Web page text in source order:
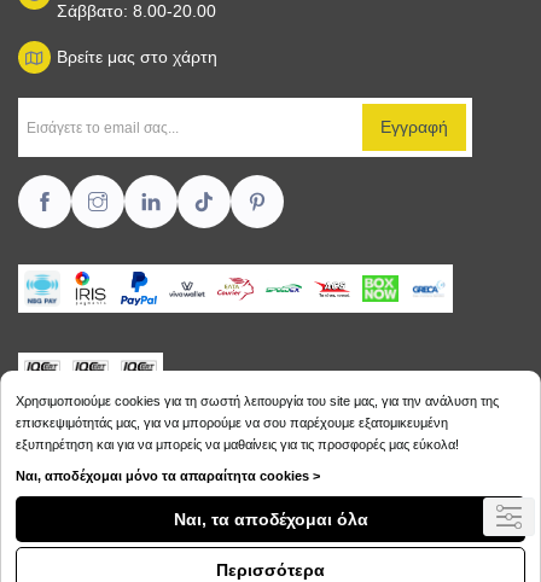
Σάββατο: 8.00-20.00
Βρείτε μας στο χάρτη
Copyright © 2026Sikalias.gr
Χρησιμοποιούμε cookies για τη σωστή λειτουργία του site μας, για την ανάλυση της
επισκεψιμότητάς μας, για να μπορούμε να σου παρέχουμε εξατομικευμένη
εξυπηρέτηση και για να μπορείς να μαθαίνεις για τις προσφορές μας εύκολα!
Ναι, αποδέχομαι μόνο τα απαραίτητα cookies >
Ναι, τα αποδέχομαι όλα
Περισσότερα